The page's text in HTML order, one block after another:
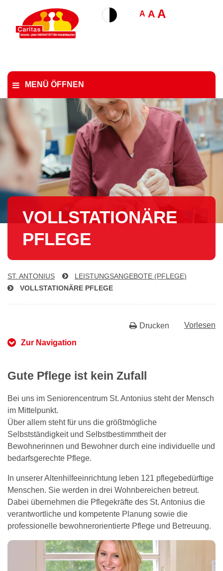
A A A
MENÜ ÖFFNEN
VOLL­STA­TIO­NÄ­RE
PFLEGE
ST. ANTONIUS
LEIS­TUNGS­AN­GE­BO­TE (PFLEGE)
VOLL­STA­TIO­NÄ­RE PFLEGE
Vorlesen
Drucken
Zur Navigation
Gute Pflege ist kein Zufall
Bei uns im Seniorencentrum St. Antonius steht der Mensch
im Mittelpunkt.
Über allem steht für uns die größtmögliche
Selbstständigkeit und Selbstbestimmtheit der
Bewohnerinnen und Bewohner durch eine individuelle und
bedarfsgerechte Pflege.
In unserer Altenhilfeeinrichtung leben 121 pflegebedürftige
Menschen. Sie werden in drei Wohnbereichen betreut.
Dabei übernehmen die Pflegekräfte des St. Antonius die
verantwortliche und kompetente Planung sowie die
professionelle bewohnerorientierte Pflege und Betreuung.